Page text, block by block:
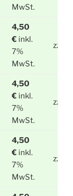
MwSt.
4,50
€ inkl.
7%
MwSt.
zzgl.
4,50
€ inkl.
7%
MwSt.
zzgl.
4,50
€ inkl.
7%
MwSt.
zzgl.